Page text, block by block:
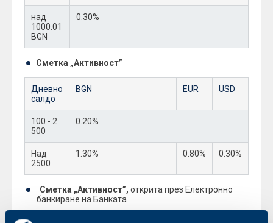
над
1000.01
BGN
0.30%
Сметка „Активност”
Дневно
салдо
BGN EUR USD
100 - 2
500
0.20%
Над
2500
1.30% 0.80% 0.30%
Сметка „Активност”, открита през Електронно
банкиране на Банката